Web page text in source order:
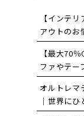
【インテ
アウトのお
【最大70
ファやテー
オルトレマ
｜世界に